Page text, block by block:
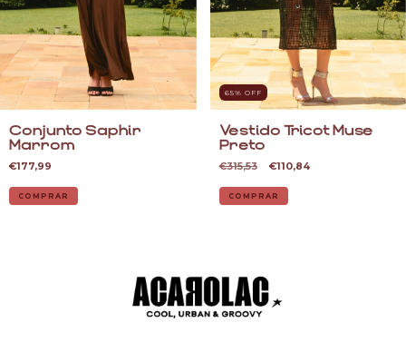
Conjunto Saphir
Marrom
€177,99
COMPRAR
65% OFF
Vestido Tricot Muse
Preto
€315,53 €110,84
COMPRAR